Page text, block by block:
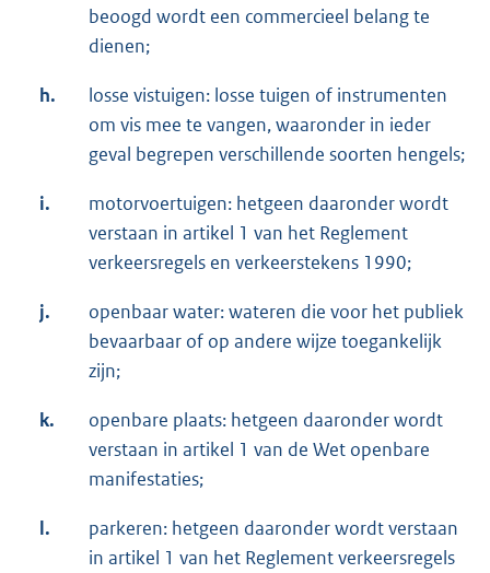
beoogd wordt een commercieel belang te
dienen;
h.
losse vistuigen: losse tuigen of instrumenten
om vis mee te vangen, waaronder in ieder
geval begrepen verschillende soorten hengels;
i.
motorvoertuigen: hetgeen daaronder wordt
verstaan in artikel 1 van het Reglement
verkeersregels en verkeerstekens 1990;
j.
openbaar water: wateren die voor het publiek
bevaarbaar of op andere wijze toegankelijk
zijn;
k.
openbare plaats: hetgeen daaronder wordt
verstaan in artikel 1 van de Wet openbare
manifestaties;
l.
parkeren: hetgeen daaronder wordt verstaan
in artikel 1 van het Reglement verkeersregels